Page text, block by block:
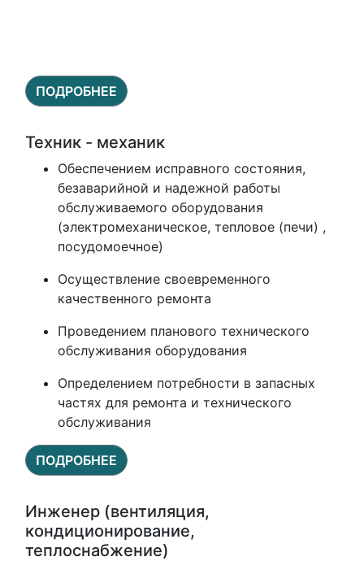
ПОДРОБНЕЕ
Техник - механик
Обеспечением исправного состояния,
безаварийной и надежной работы
обслуживаемого оборудования
(электромеханическое, тепловое (печи) ,
посудомоечное)
Осуществление своевременного
качественного ремонта
Проведением планового технического
обслуживания оборудования
Определением потребности в запасных
частях для ремонта и технического
обслуживания
ПОДРОБНЕЕ
Инженер (вентиляция,
кондиционирование,
теплоснабжение)